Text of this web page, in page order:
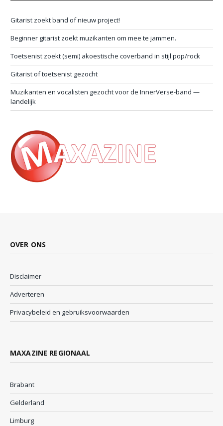
Gitarist zoekt band of nieuw project!
Beginner gitarist zoekt muzikanten om mee te jammen.
Toetsenist zoekt (semi) akoestische coverband in stijl pop/rock
Gitarist of toetsenist gezocht
Muzikanten en vocalisten gezocht voor de InnerVerse-band —
landelijk
OVER ONS
Disclaimer
Adverteren
Privacybeleid en gebruiksvoorwaarden
MAXAZINE REGIONAAL
Brabant
Gelderland
Limburg